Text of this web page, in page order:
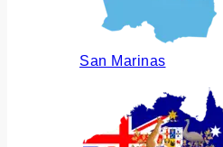
San Marinas